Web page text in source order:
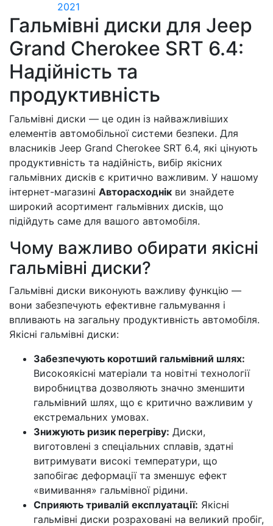
2021
Гальмівні диски для Jeep
Grand Cherokee SRT 6.4:
Надійність та
продуктивність
Гальмівні диски — це один із найважливіших
елементів автомобільної системи безпеки. Для
власників Jeep Grand Cherokee SRT 6.4, які цінують
продуктивність та надійність, вибір якісних
гальмівних дисків є критично важливим. У нашому
інтернет-магазині Авторасходнік ви знайдете
широкий асортимент гальмівних дисків, що
підійдуть саме для вашого автомобіля.
Чому важливо обирати якісні
гальмівні диски?
Гальмівні диски виконують важливу функцію —
вони забезпечують ефективне гальмування і
впливають на загальну продуктивність автомобіля.
Якісні гальмівні диски:
Забезпечують коротший гальмівний шлях:
Високоякісні матеріали та новітні технології
виробництва дозволяють значно зменшити
гальмівний шлях, що є критично важливим у
екстремальних умовах.
Знижують ризик перегріву: Диски,
виготовлені з спеціальних сплавів, здатні
витримувати високі температури, що
запобігає деформації та зменшує ефект
«вимивання» гальмівної рідини.
Сприяють тривалій експлуатації: Якісні
гальмівні диски розраховані на великий пробіг,